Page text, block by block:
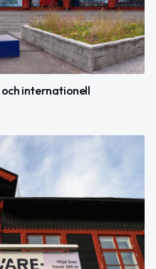
internationell